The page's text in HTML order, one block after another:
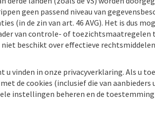
geen passend niveau van
(in de zin van art. 46 AVG). Het is dus
van controle- of toezichtsmaatregelen
beschikt over effectieve
u vinden in onze privacyverklaring. Als u
de cookies (inclusief die van aanbieders
instellingen beheren en de